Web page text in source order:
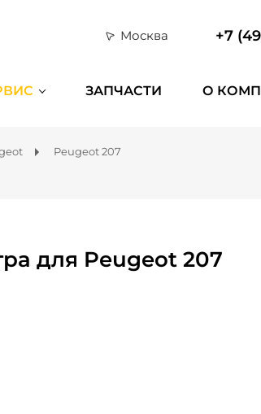
Москва +7
ЗАПЧАСТИ О
Peugeot 207
для Peugeot 207